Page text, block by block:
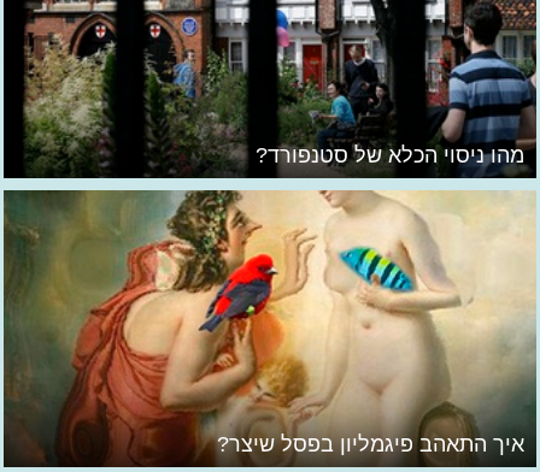
מהו ניסוי הכלא של סטנפורד?
איך התאהב פיגמליון בפסל שיצר?